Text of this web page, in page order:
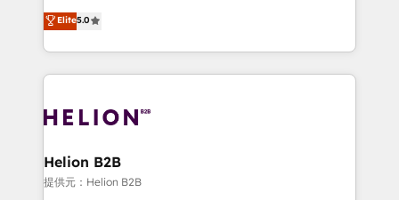
record migrating businesses from CRM & Marketing
Platforms such as Salesforce, Dynamics, Pipedrive,
with attract and retain customers, manage their
business people and processes, and how they
ranks in the top 1% of global HubSpot Partners and
has been one of the longest-standing partners since
2012. We empower businesses to harness the full
potential of HubSpot by combining strategic
bespoke HubSpot solutions tailored to drive
Choose Nexa Cognition? 🚀 HubSpot Expertise: Our
certified team specialises in CRM implementation,
Elite5.0
Helion B2B
提供元：Helion B2B